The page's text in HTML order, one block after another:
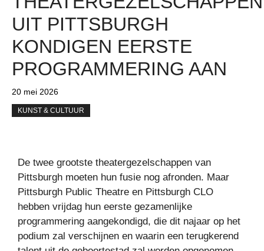
UIT PITTSBURGH
KONDIGEN EERSTE
PROGRAMMERING AAN
20 mei 2026
KUNST & CULTUUR
De twee grootste theatergezelschappen van
Pittsburgh moeten hun fusie nog afronden. Maar
Pittsburgh Public Theatre en Pittsburgh CLO
hebben vrijdag hun eerste gezamenlijke
programmering aangekondigd, die dit najaar op het
podium zal verschijnen en waarin een terugkerend